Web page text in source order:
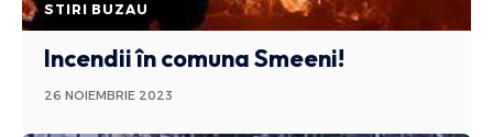
STIRI BUZAU
Incendii în comuna Smeeni!
26 NOIEMBRIE 2023